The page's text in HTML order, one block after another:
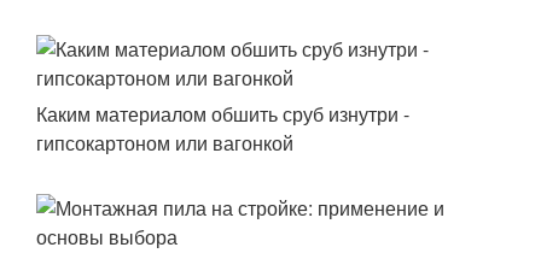
Каким материалом обшить сруб изнутри -
гипсокартоном или вагонкой